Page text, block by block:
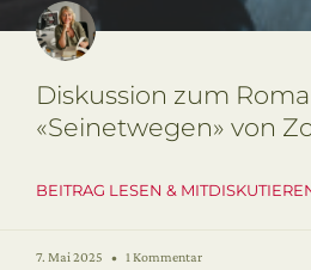
Diskussion zum
«Seinetwegen» von
BEITRAG LESEN &
7. Mai 2025 1 Kommentar